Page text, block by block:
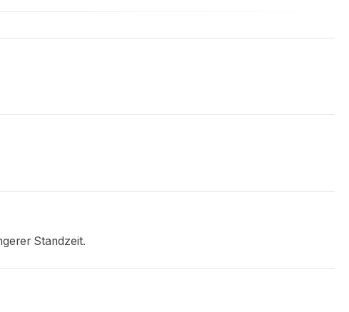
Standzeit.